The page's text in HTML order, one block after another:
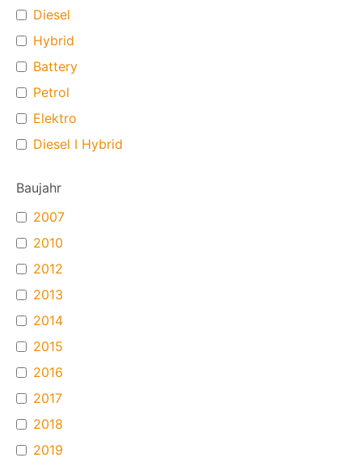
Diesel
Hybrid
Battery
Petrol
Elektro
Diesel I Hybrid
Baujahr
2007
2010
2012
2013
2014
2015
2016
2017
2018
2019